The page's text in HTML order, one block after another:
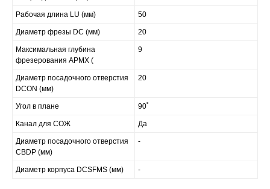
Рабочая длина LU (мм) 50
Диаметр фрезы DC (мм) 20
Максимальная глубина
фрезерования APMX (
9
Диаметр посадочного отверстия
DCON (мм)
20
Угол в плане 90˚
Канал для СОЖ Да
Диаметр посадочного отверстия
CBDP (мм)
-
Диаметр корпуса DCSFMS (мм) -